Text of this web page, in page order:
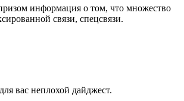
информация о том, что множество
связи, спецсвязи.
вас неплохой дайджест.